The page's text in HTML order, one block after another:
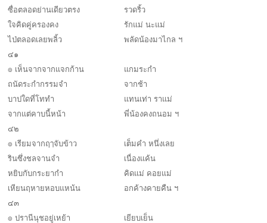
ซื่อตลอดย่านเดียวตรง
รวดริ้ว
ใจคิดคู่ครองคง
รักแม่ นะแม่
ไป่ตลอดเลยพลิ้ว
พลัดน้องมาไกล ฯ
๔๑
๏ เห็นจากจากแจกก้าน
แกมระกำ
ถนัดระกำกรรมจำ
จากช้า
บาปใดที่โททำ
แทนเท่า ราแม่
จากแต่คาบนี้หน้า
พี่น้องคงถนอม ฯ
๔๒
๏ เรียมจากฤๅจับข้าว
เต็มคำ หนึ่งเลย
รินซึ่งชลจานจำ
เนื่องแค้น
หยิบกับกระยากำ
คิดแม่ คอยแม่
เหียนฤหายหอบแหน้น
อกค้างคายคืน ฯ
๔๓
๏ ปรานีนุชอยู่เหย้า
เยียบเย็น